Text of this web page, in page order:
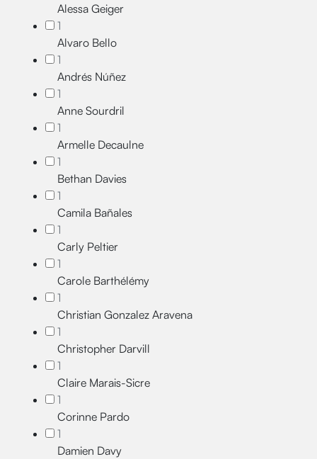
Alessa Geiger
1
Alvaro Bello
1
Andrés Núñez
1
Anne Sourdril
1
Armelle Decaulne
1
Bethan Davies
1
Camila Bañales
1
Carly Peltier
1
Carole Barthélémy
1
Christian Gonzalez Aravena
1
Christopher Darvill
1
Claire Marais-Sicre
1
Corinne Pardo
1
Damien Davy